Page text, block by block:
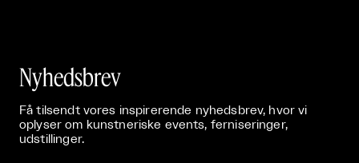
Nyhedsbrev
Få tilsendt vores inspirerende nyhedsbrev, hvor vi
oplyser om kunstneriske events, ferniseringer,
udstillinger.